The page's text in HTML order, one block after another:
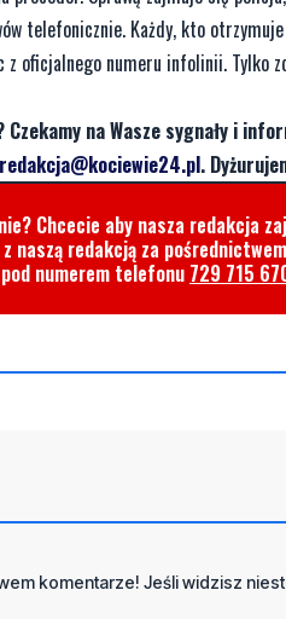
telefonicznie. Każdy, kto
oficjalnego numeru infolinii. Tylko
na Wasze sygnały i
redakcja@kociewie24.pl.
Chcecie aby nasza redakcja
naszą redakcją za
numerem telefonu 729 715
komentarze! Jeśli widzisz